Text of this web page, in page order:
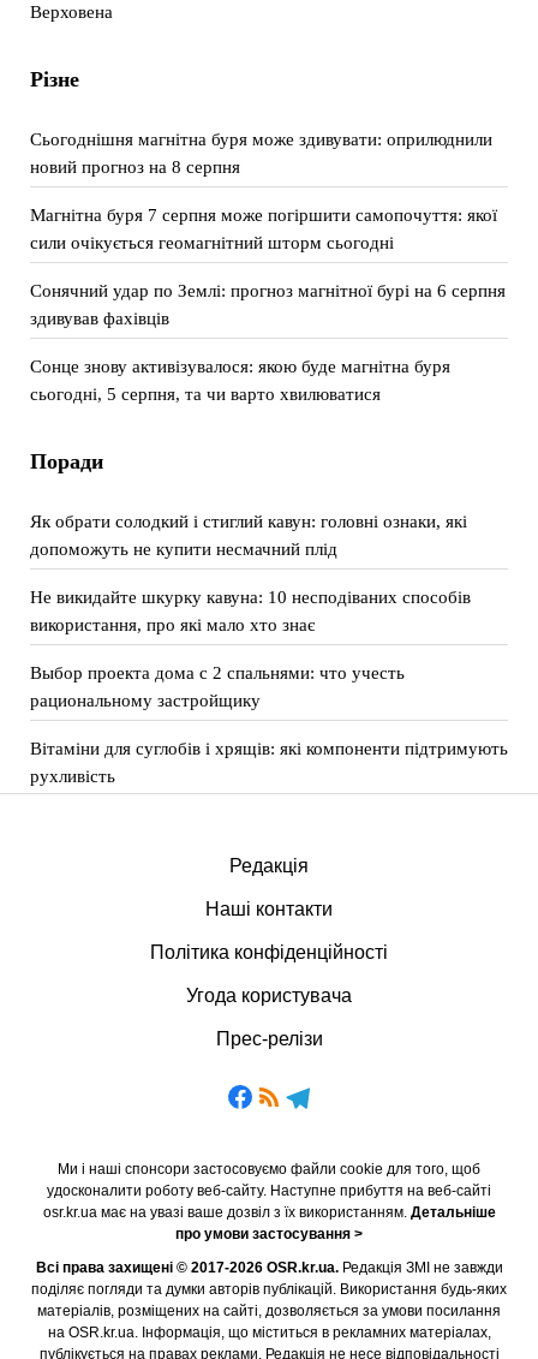
Верховена
Різне
Сьогоднішня магнітна буря може здивувати: оприлюднили
новий прогноз на 8 серпня
Магнітна буря 7 серпня може погіршити самопочуття: якої
сили очікується геомагнітний шторм сьогодні
Сонячний удар по Землі: прогноз магнітної бурі на 6 серпня
здивував фахівців
Сонце знову активізувалося: якою буде магнітна буря
сьогодні, 5 серпня, та чи варто хвилюватися
Поради
Як обрати солодкий і стиглий кавун: головні ознаки, які
допоможуть не купити несмачний плід
Не викидайте шкурку кавуна: 10 несподіваних способів
використання, про які мало хто знає
Выбор проекта дома с 2 спальнями: что учесть
рациональному застройщику
Вітаміни для суглобів і хрящів: які компоненти підтримують
рухливість
Редакція
Наші контакти
Політика конфіденційності
Угода користувача
Прес-релізи
Ми і наші спонсори застосовуємо файли cookie для того, щоб
удосконалити роботу веб-сайту. Наступне прибуття на веб-сайті
osr.kr.ua має на увазі ваше дозвіл з їх використанням. Детальніше
про умови застосування >
Всі права захищені © 2017-2026 OSR.kr.ua.Редакція ЗМІ не завжди
поділяє погляди та думки авторів публікацій. Використання будь-яких
матеріалів, розміщених на сайті, дозволяється за умови посилання
на OSR.kr.ua. Інформація, що міститься в рекламних матеріалах,
публікується на правах реклами. Редакція не несе відповідальності